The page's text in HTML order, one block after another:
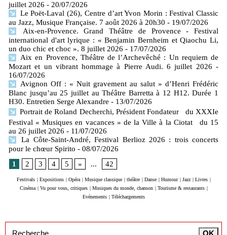
juillet 2026 - 20/07/2026
Le Poët-Laval (26), Centre d’art Yvon Morin : Festival Classic
au Jazz, Musique Française. 7 août 2026 à 20h30 - 19/07/2026
Aix-en-Provence. Grand Théâtre de Provence - Festival
international d'art lyrique : « Benjamin Bernheim et Qiaochu Li,
un duo chic et choc ». 8 juillet 2026 - 17/07/2026
Aix en Provence, Théâtre de l’Archevêché : Un requiem de
Mozart et un vibrant hommage à Pierre Audi. 6 juillet 2026 -
16/07/2026
Avignon Off : « Nuit gravement au salut » d’Henri Frédéric
Blanc jusqu’au 25 juillet au Théâtre Barretta à 12 H12. Durée 1
H30. Entretien Serge Alexandre - 13/07/2026
Portrait de Roland Decherchi, Président Fondateur du XXXIe
Festival « Musiques en vacances » de la Ville à la Ciotat du 15
au 26 juillet 2026 - 11/07/2026
La Côte-Saint-André, Festival Berlioz 2026 : trois concerts
pour le chœur Spirito - 08/07/2026
1
2 3 4 5 » ... 42
Festivals Expositions Opéra Musique classique théâtre Danse Humour Jazz Livres
Cinéma
Vu pour vous, critiques Musiques du monde, chanson Tourisme & restaurants
Evénements
Téléchargements